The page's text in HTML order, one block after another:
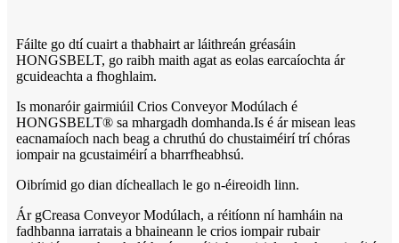
Fáilte go dtí cuairt a thabhairt ar láithreán gréasáin
HONGSBELT, go raibh maith agat as eolas earcaíochta ár
gcuideachta a fhoghlaim.
Is monaróir gairmiúil Crios Conveyor Modúlach é
HONGSBELT® sa mhargadh domhanda.Is é ár misean leas
eacnamaíoch nach beag a chruthú do chustaiméirí trí chóras
iompair na gcustaiméirí a bharrfheabhsú.
Oibrímid go dian dícheallach le go n-éireoidh linn.
Ár gCreasa Conveyor Modúlach, a réitíonn ní hamháin na
fadhbanna iarratais a bhaineann le crios iompair rubair